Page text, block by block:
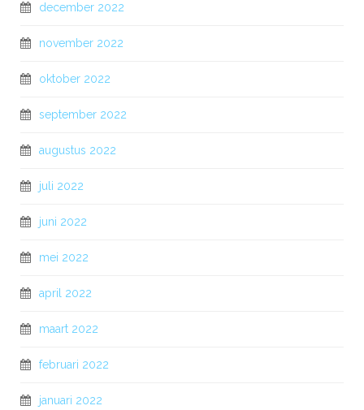
december 2022
november 2022
oktober 2022
september 2022
augustus 2022
juli 2022
juni 2022
mei 2022
april 2022
maart 2022
februari 2022
januari 2022